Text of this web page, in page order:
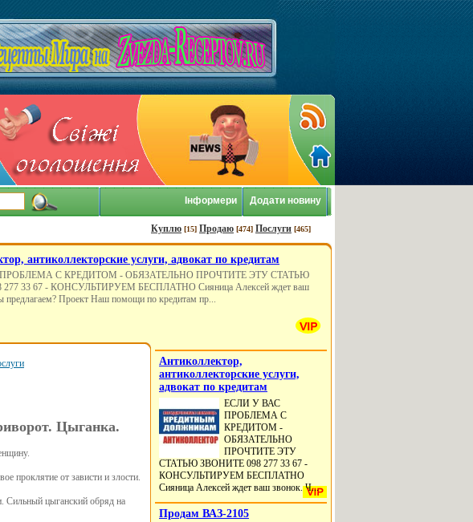
Інформери Додати новину
Куплю [15] Продаю [474] Послуги [465]
антиколлекторские услуги, адвокат по кредитам
С КРЕДИТОМ - ОБЯЗАТЕЛЬНО ПРОЧТИТЕ ЭТУ СТАТЬЮ
33 67 - КОНСУЛЬТИРУЕМ БЕСПЛАТНО Сияница Алексей ждет ваш
предлагаем? Проект Наш помощи по кредитам пр...
Цыганка.
проклятие от зависти и злости.
Сильный цыганский обряд на
Антиколлектор,
антиколлекторские услуги,
адвокат по кредитам
ЕСЛИ У ВАС
ПРОБЛЕМА С
КРЕДИТОМ -
ОБЯЗАТЕЛЬНО
ПРОЧТИТЕ ЭТУ
СТАТЬЮ ЗВОНИТЕ 098 277 33 67 -
КОНСУЛЬТИРУЕМ БЕСПЛАТНО
Сияница Алексей ждет ваш звонок. Ч...
Продам ВАЗ-2105